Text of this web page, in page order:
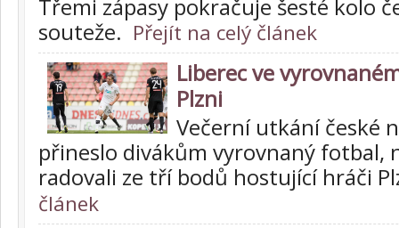
Třemi zápasy pokračuje šesté kolo
souteže. Přejít na celý článek
Liberec ve
Plzni
Večerní utkání české
přineslo divákům vyrovnaný fotbal,
radovali ze tří bodů hostující hráči
článek